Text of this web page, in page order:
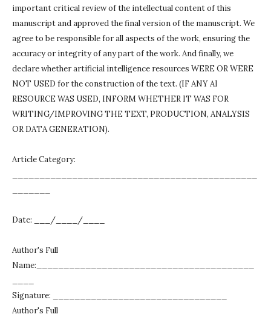
important critical review of the intellectual content of this
manuscript and approved the final version of the manuscript. We
agree to be responsible for all aspects of the work, ensuring the
accuracy or integrity of any part of the work. And finally, we
declare whether artificial intelligence resources WERE OR WERE
NOT USED for the construction of the text. (IF ANY AI
RESOURCE WAS USED, INFORM WHETHER IT WAS FOR
WRITING/IMPROVING THE TEXT, PRODUCTION, ANALYSIS
OR DATA GENERATION).
Article Category:
Date: ___/____/____
Author's Full
Name:________________________________________
Signature: ________________________________
Author's Full